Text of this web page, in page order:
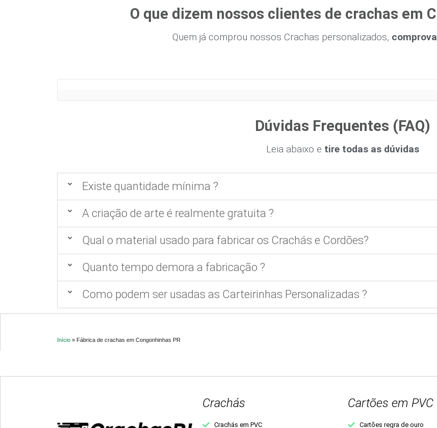
O que dizem nossos clientes de crachas em
Quem já comprou nossos Crachas personalizados,
Dúvidas Frequentes (FAQ)
Leia abaixo e tire todas as dúvidas
Existe quantidade mínima ?
A criação de arte é realmente gratuita ?
Qual o material usado para fabricar os Crachás e Cordões?
Quanto tempo demora a fabricação ?
Como podem ser usadas as Carteirinhas Personalizadas ?
Início » Fábrica de crachas em Congonhinhas PR
Crachás
Crachás em PVC
Cartões em PVC
Cartões regra de ouro